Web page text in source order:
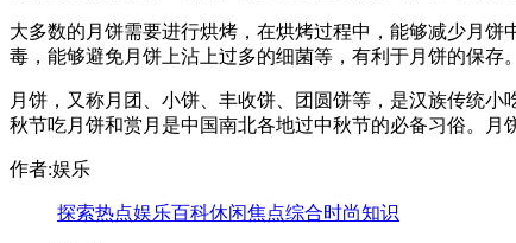
大多数的月饼需要进行烘烤，在烘烤过程中，能够减少月
毒，能够避免月饼上沾上过多的细菌等，有利于月饼的保存。
月饼，又称月团、小饼、丰收饼、团圆饼等，是汉族传统
秋节吃月饼和赏月是中国南北各地过中秋节的必备习俗。月
作者:娱乐
探索热点娱乐百科休闲焦点综合时尚知识